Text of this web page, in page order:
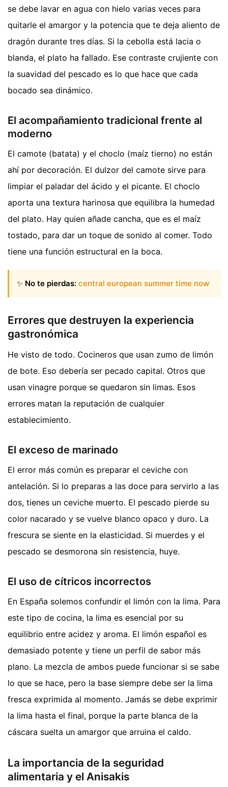
se debe lavar en agua con hielo varias veces para
quitarle el amargor y la potencia que te deja aliento de
dragón durante tres días. Si la cebolla está lacia o
blanda, el plato ha fallado. Ese contraste crujiente con
la suavidad del pescado es lo que hace que cada
bocado sea dinámico.
El acompañamiento tradicional frente al
moderno
El camote (batata) y el choclo (maíz tierno) no están
ahí por decoración. El dulzor del camote sirve para
limpiar el paladar del ácido y el picante. El choclo
aporta una textura harinosa que equilibra la humedad
del plato. Hay quien añade cancha, que es el maíz
tostado, para dar un toque de sonido al comer. Todo
tiene una función estructural en la boca.
✨ No te pierdas: central european summer time now
Errores que destruyen la experiencia
gastronómica
He visto de todo. Cocineros que usan zumo de limón
de bote. Eso debería ser pecado capital. Otros que
usan vinagre porque se quedaron sin limas. Esos
errores matan la reputación de cualquier
establecimiento.
El exceso de marinado
El error más común es preparar el ceviche con
antelación. Si lo preparas a las doce para servirlo a las
dos, tienes un ceviche muerto. El pescado pierde su
color nacarado y se vuelve blanco opaco y duro. La
frescura se siente en la elasticidad. Si muerdes y el
pescado se desmorona sin resistencia, huye.
El uso de cítricos incorrectos
En España solemos confundir el limón con la lima. Para
este tipo de cocina, la lima es esencial por su
equilibrio entre acidez y aroma. El limón español es
demasiado potente y tiene un perfil de sabor más
plano. La mezcla de ambos puede funcionar si se sabe
lo que se hace, pero la base siempre debe ser la lima
fresca exprimida al momento. Jamás se debe exprimir
la lima hasta el final, porque la parte blanca de la
cáscara suelta un amargor que arruina el caldo.
La importancia de la seguridad
alimentaria y el Anisakis